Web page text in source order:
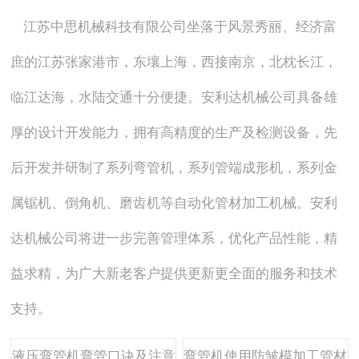
江苏中思机械科技有限公司坐落于风景秀丽、经济富
庶的江苏张家港市，东壤上海，西接南京，北枕长江，
临江达海，水陆交通十分便捷。安利达机械公司具备雄
厚的设计开发能力，拥有高精度的生产及检测设备，先
后开发并研制了系列弯管机，系列管端成形机，系列金
属锯机、倒角机、磨齿机等自动化管材加工机械。安利
达机械公司将进一步完善管理体系，优化产品性能，精
益求精，为广大新老客户提供更新更全面的服务和技术
支持。